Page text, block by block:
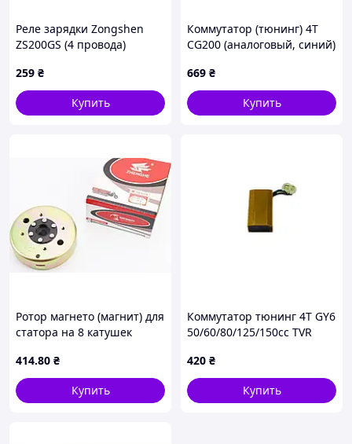
Реле зарядки Zongshen
ZS200GS (4 провода)
3186
259 ₴
Купить
Коммутатор (тюнинг) 4T
CG200 (аналоговый, синий)
1147
669 ₴
Купить
Ротор магнето (магнит) для
статора на 8 катушек
414.80 ₴
Купить
Коммутатор тюнинг 4Т GY6
50/60/80/125/150cc TVR
420 ₴
Купить